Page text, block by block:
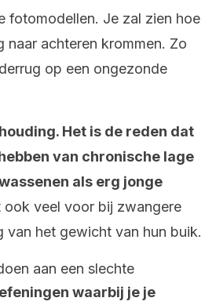
fotomodellen. Je zal zien hoe
naar achteren krommen. Zo
op een ongezonde
Het is de reden dat
van chronische lage
als erg jonge
ook veel voor bij zwangere
van het gewicht van hun buik.
aan een slechte
waarbij je je